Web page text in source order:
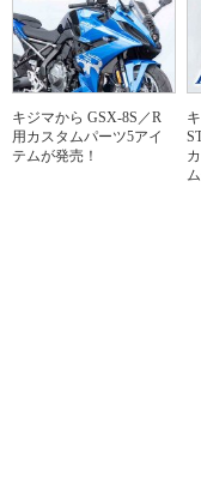
キジマから GSX-8S／R
用カスタムパーツ5アイ
テムが発売！